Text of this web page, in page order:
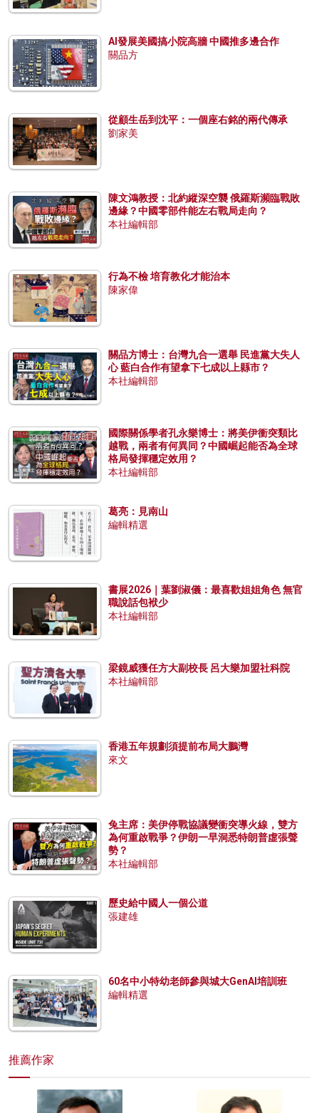
AI發展美國搞小院高牆 中國推多邊合作
關品方
從顧生岳到沈平：一個座右銘的兩代傳承
劉家美
陳文鴻教授：北約縱深空襲 俄羅斯瀕臨戰敗
邊緣？中國零部件能左右戰局走向？
本社編輯部
行為不檢 培育教化才能治本
陳家偉
關品方博士：台灣九合一選舉 民進黨大失人
心 藍白合作有望拿下七成以上縣市？
本社編輯部
國際關係學者孔永樂博士：將美伊衝突類比
越戰，兩者有何異同？中國崛起能否為全球
格局發揮穩定效用？
本社編輯部
葛亮：見南山
編輯精選
書展2026｜葉劉淑儀：最喜歡姐姐角色 無官
職說話包袱少
本社編輯部
梁鏡威獲任方大副校長 呂大樂加盟社科院
本社編輯部
香港五年規劃須提前布局大鵬灣
來文
兔主席：美伊停戰協議變衝突導火線，雙方
為何重啟戰爭？伊朗一早洞悉特朗普虛張聲
勢？
本社編輯部
歷史給中國人一個公道
張建雄
60名中小特幼老師參與城大GenAI培訓班
編輯精選
推薦作家